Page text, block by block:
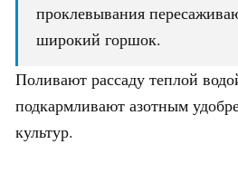
проклевывания
широкий горшок.
Поливают рассаду теплой
подкармливают азотным
культур.